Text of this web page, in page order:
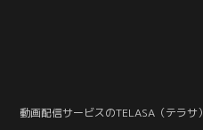
動画配信サービスのTELASA（テラサ）